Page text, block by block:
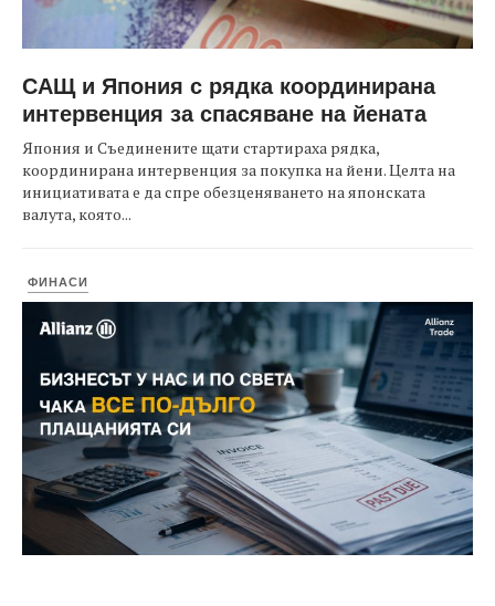
САЩ и Япония с рядка координирана
интервенция за спасяване на йената
Япония и Съединените щати стартираха рядка,
координирана интервенция за покупка на йени. Целта на
инициативата е да спре обезценяването на японската
валута, която...
ФИНАСИ